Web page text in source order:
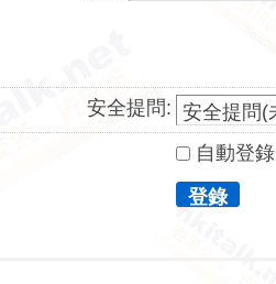
安全提問:
自動登錄
登錄